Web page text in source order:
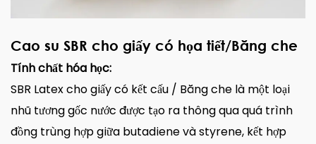
Cao su SBR cho giấy có họa tiết/Băng che
Tính chất hóa học:
SBR Latex cho giấy có kết cấu / Băng che là một loại
nhũ tương gốc nước được tạo ra thông qua quá trình
đồng trùng hợp giữa butadiene và styrene, kết hợp